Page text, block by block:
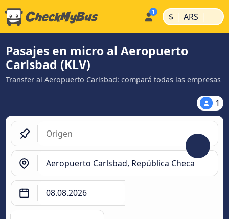
$ | ARS |
Pasajes en micro al Aeropuerto
Carlsbad (KLV)
Transfer al Aeropuerto Carlsbad: compará todas las empresas
1